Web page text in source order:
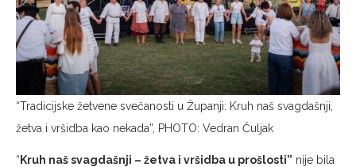
“Tradicijske žetvene svečanosti u Županji: Kruh naš svagdašnji,
žetva i vršidba kao nekada”, PHOTO: Vedran Čuljak
“ Kruh naš svagdašnji – žetva i vršidba u prošlosti” nije bila